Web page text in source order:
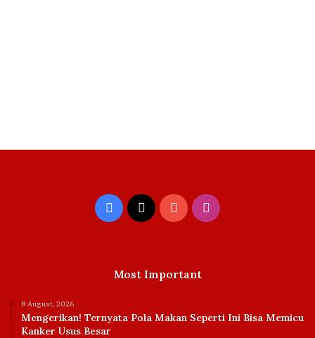
Facebook
X YouTubeInstagram
Most Important
8 August, 2026
Mengerikan! Ternyata Pola Makan Seperti Ini Bisa Memicu
Kanker Usus Besar